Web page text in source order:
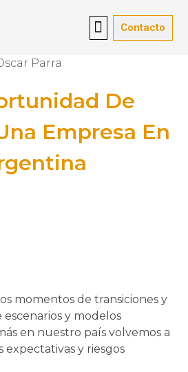
Contacto
Parra
De
Empresa En
momentos de transiciones y
y modelos
en nuestro país volvemos a
y riesgos